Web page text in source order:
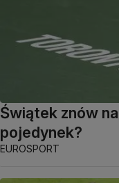
Świątek znów
pojedynek?
EUROSPORT